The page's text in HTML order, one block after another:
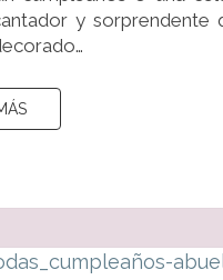
y sorprendente
LEER MÁS